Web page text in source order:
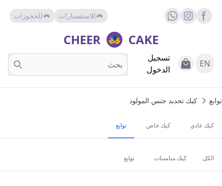
Facebook page
insta
whats للاستفسارات للحجوزات
CHEER CAKE
EN
View Cart
تسجيل
الدخول
Search
توابع كيك تحديد جنس المولود
كيك عادي كيك خاص توابع
الكل كيك مناسبات توابع